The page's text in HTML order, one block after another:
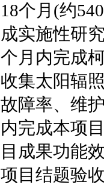
18个月(约
成实施性研
个月内完成
收集太阳辐
故障率、维
内完成本项
目成果功能
项目结题验